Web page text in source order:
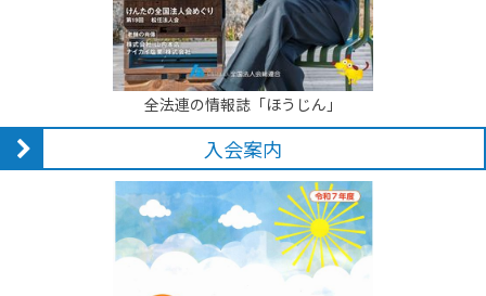
全法連の情報誌「ほうじん」
入会案内